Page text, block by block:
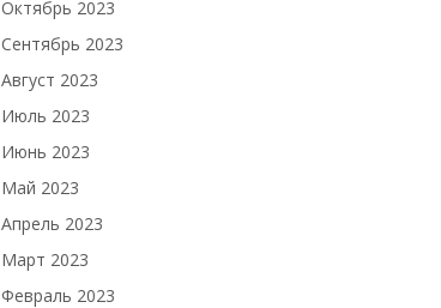
Октябрь 2023
Сентябрь 2023
Август 2023
Июль 2023
Июнь 2023
Май 2023
Апрель 2023
Март 2023
Февраль 2023